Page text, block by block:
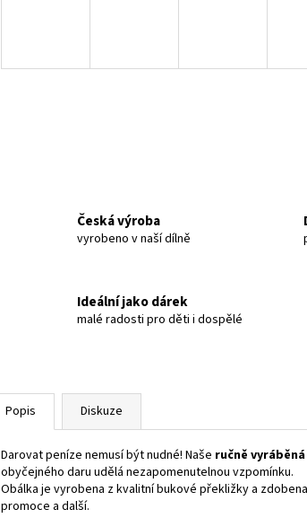
Česká výroba
vyrobeno v naší dílně
Ideální jako dárek
malé radosti pro děti i dospělé
Popis Diskuze
Darovat peníze nemusí být nudné! Naše ručně
obyčejného daru udělá nezapomenutelnou vzpomínku.
Obálka je vyrobena z kvalitní bukové překližky a
promoce a další.